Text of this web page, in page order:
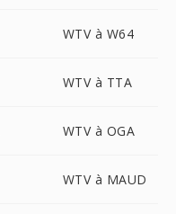
WTV à W64
WTV à TTA
WTV à OGA
WTV à MAUD